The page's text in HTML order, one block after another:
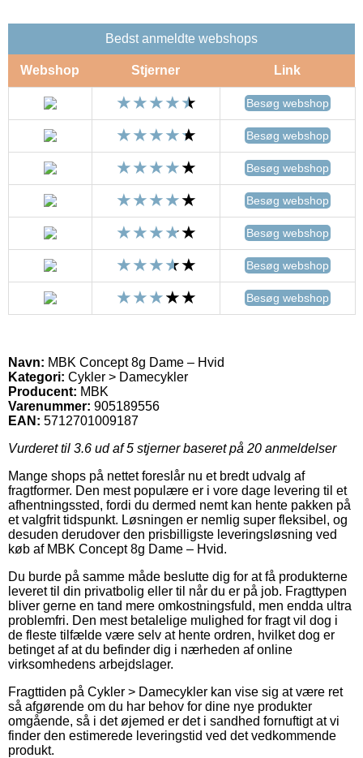
Bedst anmeldte webshops
Webshop Stjerner Link
Besøg webshop
Besøg webshop
Besøg webshop
Besøg webshop
Besøg webshop
Besøg webshop
Besøg webshop
Navn: MBK Concept 8g Dame – Hvid
Kategori: Cykler > Damecykler
Producent: MBK
Varenummer: 905189556
EAN: 5712701009187
Vurderet til 3.6 ud af 5 stjerner baseret på 20 anmeldelser
Mange shops på nettet foreslår nu et bredt udvalg af
fragtformer. Den mest populære er i vore dage levering til et
afhentningssted, fordi du dermed nemt kan hente pakken på
et valgfrit tidspunkt. Løsningen er nemlig super fleksibel, og
desuden derudover den prisbilligste leveringsløsning ved
køb af MBK Concept 8g Dame – Hvid.
Du burde på samme måde beslutte dig for at få produkterne
leveret til din privatbolig eller til når du er på job. Fragttypen
bliver gerne en tand mere omkostningsfuld, men endda ultra
problemfri. Den mest betalelige mulighed for fragt vil dog i
de fleste tilfælde være selv at hente ordren, hvilket dog er
betinget af at du befinder dig i nærheden af online
virksomhedens arbejdslager.
Fragttiden på Cykler > Damecykler kan vise sig at være ret
så afgørende om du har behov for dine nye produkter
omgående, så i det øjemed er det i sandhed fornuftigt at vi
finder den estimerede leveringstid ved det vedkommende
produkt.